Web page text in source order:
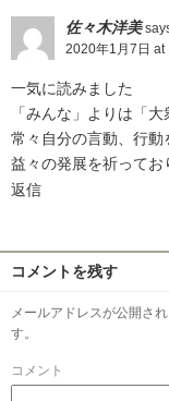
佐々木洋美
2020年1月7日 at
一気に読みました
「みんな」よりは「
常々自分の言動、行動
益々の発展を祈ってお
返信
コメントを残す
メールアドレスが公開さ
す。
コメント